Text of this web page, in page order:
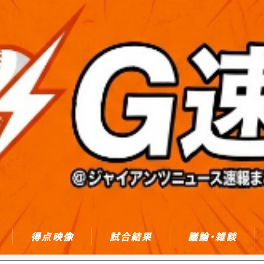
得点映像 試合結果 議論・雑談